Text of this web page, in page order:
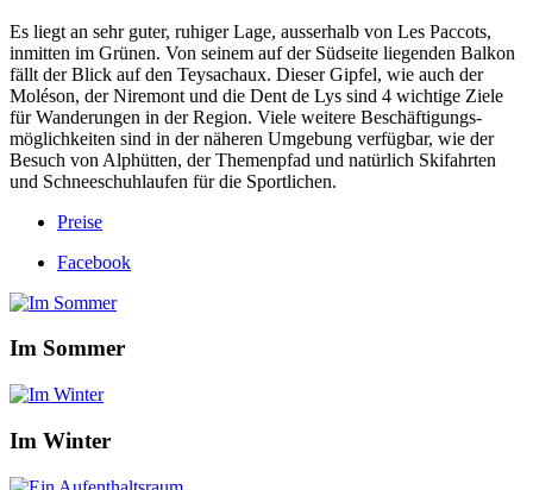
Es liegt an sehr guter, ruhiger Lage, ausserhalb von Les Paccots,
inmitten im Grünen. Von seinem auf der Südseite liegenden Balkon
fällt der Blick auf den Teysachaux. Dieser Gipfel, wie auch der
Moléson, der Niremont und die Dent de Lys sind 4 wichtige Ziele
für Wanderungen in der Region. Viele weitere Beschäftigungs-
möglichkeiten sind in der näheren Umgebung verfügbar, wie der
Besuch von Alphütten, der Themenpfad und natürlich Skifahrten
und Schneeschuhlaufen für die Sportlichen.
Preise
Facebook
Im Sommer
Im Winter